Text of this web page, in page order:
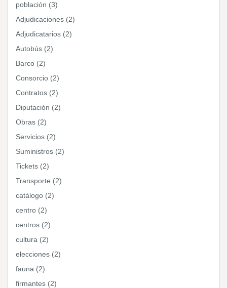
población (3)
Adjudicaciones (2)
Adjudicatarios (2)
Autobús (2)
Barco (2)
Consorcio (2)
Contratos (2)
Diputación (2)
Obras (2)
Servicios (2)
Suministros (2)
Tickets (2)
Transporte (2)
catálogo (2)
centro (2)
centros (2)
cultura (2)
elecciones (2)
fauna (2)
firmantes (2)